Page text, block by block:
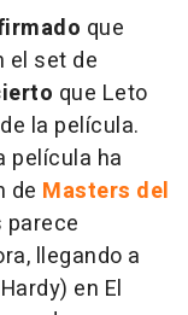
que
el set de
que Leto
de la película.
película ha
de Masters del
parece
llegando a
en El